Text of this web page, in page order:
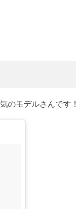
のモデルさんです！